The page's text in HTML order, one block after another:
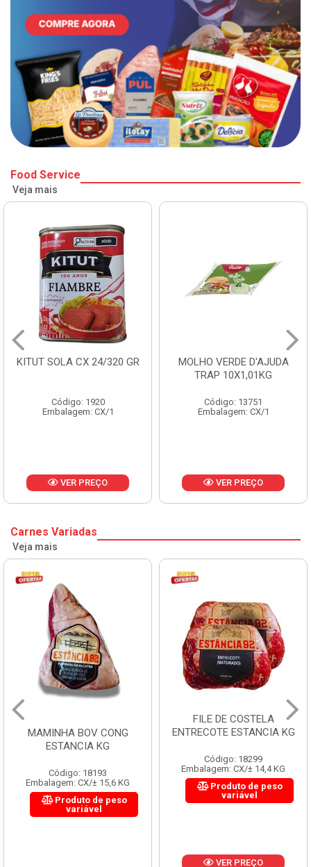
Food Service
Veja mais
MOLHO VERDE D'AJUDA
Código: 13751
Embalagem: CX/1
VER PREÇO
FRUTAS
CX 10KG
Código: 1785
Embalagem: KG/10
VER PREÇO
Carnes Variadas
Veja mais
MAMINHA BOV CONG
ESTANCIA KG
Código: 18193
Embalagem: CX/± 15,6 KG
Produto de peso
variável
FILE DE COSTELA
ENTRECOTE ESTANCIA KG
Código: 18299
Embalagem: CX/± 14,4 KG
Produto de peso
variável
VER PREÇO